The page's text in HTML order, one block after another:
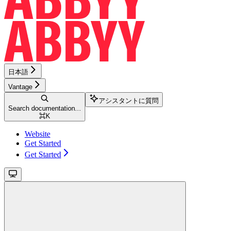
日本語
Vantage
Search documentation...
⌘K
アシスタントに質問
Website
Get Started
Get Started